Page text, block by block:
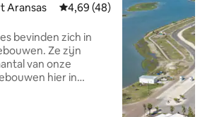
Aransas Gemiddelde beoordeling van
4,69 (48)
bevinden zich in
Ze zijn
van onze
hier in